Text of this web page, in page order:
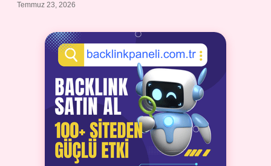
Temmuz 23, 2026